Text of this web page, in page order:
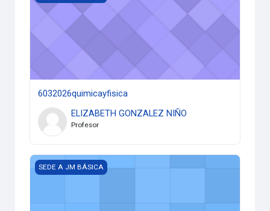
6032026quimicayfisica
ELIZABETH GONZALEZ NIÑO
Profesor
6022026quimicayfisica
SEDE A JM BÁSICA